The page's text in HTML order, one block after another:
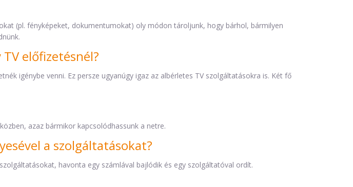
(pl. fényképeket, dokumentumokat) oly módon tároljunk, hogy bárhol, bármilyen
előfizetésnél?
igénybe venni. Ez persze ugyanúgy igaz az albérletes TV szolgáltatásokra is. Két fő
azaz bármikor kapcsolódhassunk a netre.
a szolgáltatásokat?
havonta egy számlával bajlódik és egy szolgáltatóval ordít.